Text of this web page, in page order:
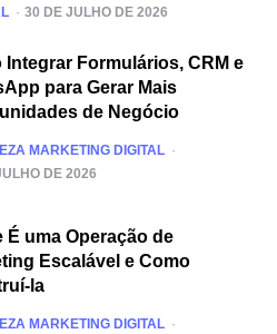
30 DE JULHO DE 2026
Integrar Formulários, CRM e
para Gerar Mais
de Negócio
MARKETING DIGITAL
DE 2026
É uma Operação de
Escalável e Como
la
MARKETING DIGITAL